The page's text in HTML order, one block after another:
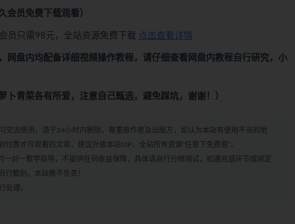
会员免费下载观看）
员只需98元，全站资源免费下载 点击查看详情
网盘内均配备详细视频操作教程，请仔细查看网盘内教程自行研究，小
青菜各有所爱，注意自己甄选，避免踩坑，谢谢！）
交流使用，请于24小时内删除，尊重原作者及出版方，如认为本站有使用不当的地
费才可观看的文章，建议升级本站VIP，全站所有资源“任意下免费看”。
对一教学指导，不提供任何收益保障，具体请自行分辨测试，如遇充值环节或绑定
行甄别，本站概不负责！
处理。